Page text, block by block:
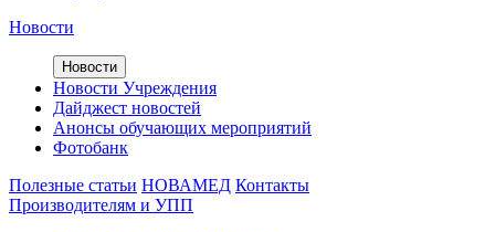
Новости
Новости
Новости Учреждения
Дайджест новостей
Анонсы обучающих мероприятий
Фотобанк
Полезные статьи НОВАМЕД Контакты
Производителям и УПП